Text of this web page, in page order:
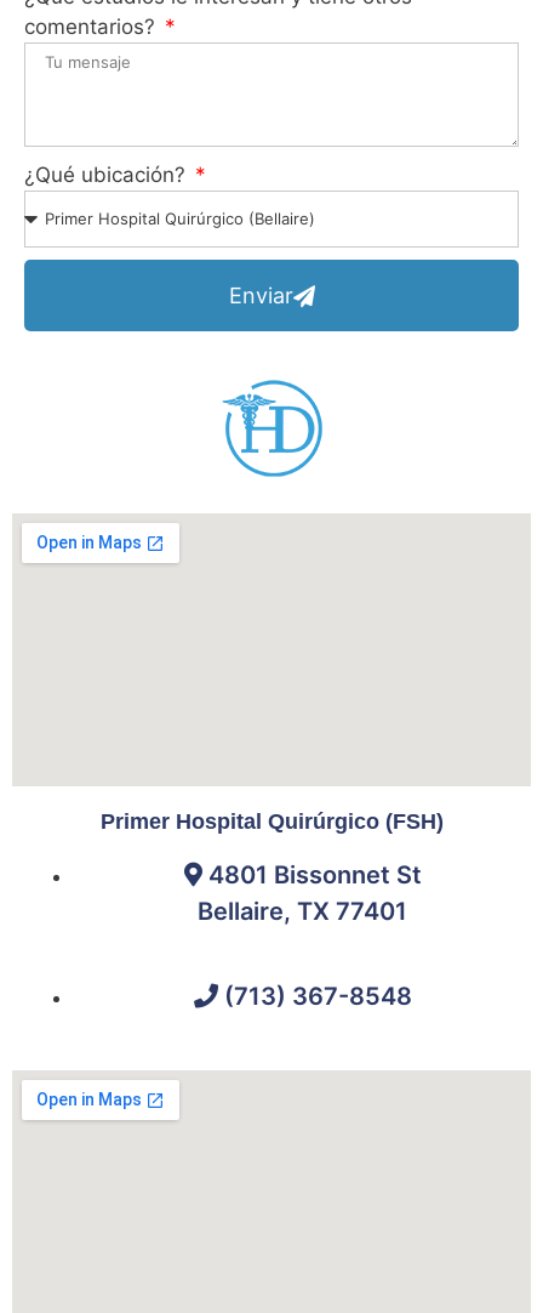
comentarios?
¿Qué ubicación?
Enviar
Primer Hospital Quirúrgico (FSH)
4801 Bissonnet St
Bellaire, TX 77401
(713) 367-8548